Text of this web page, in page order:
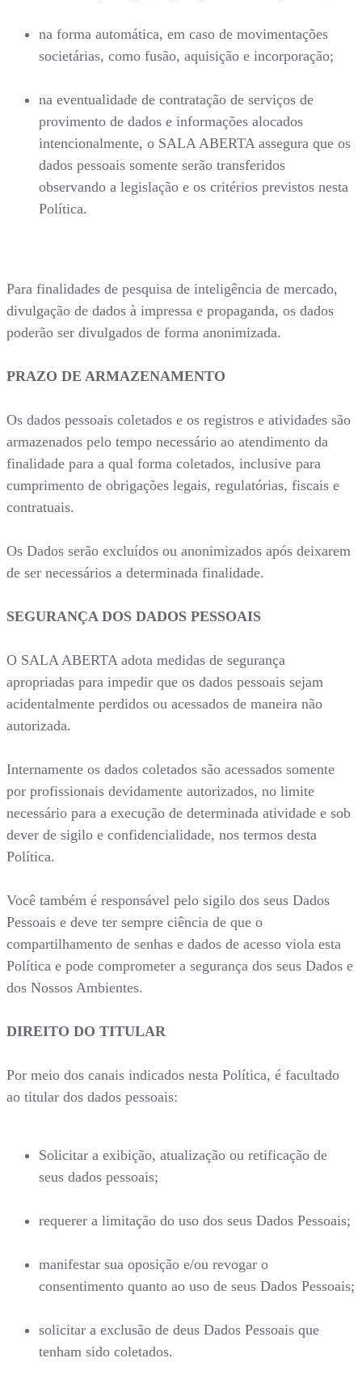
na forma automática, em caso de movimentações
societárias, como fusão, aquisição e incorporação;
na eventualidade de contratação de serviços de
provimento de dados e informações alocados
intencionalmente, o SALA ABERTA assegura que os
dados pessoais somente serão transferidos
observando a legislação e os critérios previstos nesta
Política.
Para finalidades de pesquisa de inteligência de mercado,
divulgação de dados à impressa e propaganda, os dados
poderão ser divulgados de forma anonimizada.
PRAZO DE ARMAZENAMENTO
Os dados pessoais coletados e os registros e atividades são
armazenados pelo tempo necessário ao atendimento da
finalidade para a qual forma coletados, inclusive para
cumprimento de obrigações legais, regulatórias, fiscais e
contratuais.
Os Dados serão excluídos ou anonimizados após deixarem
de ser necessários a determinada finalidade.
SEGURANÇA DOS DADOS PESSOAIS
O SALA ABERTA adota medidas de segurança
apropriadas para impedir que os dados pessoais sejam
acidentalmente perdidos ou acessados de maneira não
autorizada.
Internamente os dados coletados são acessados somente
por profissionais devidamente autorizados, no limite
necessário para a execução de determinada atividade e sob
dever de sigilo e confidencialidade, nos termos desta
Política.
Você também é responsável pelo sigilo dos seus Dados
Pessoais e deve ter sempre ciência de que o
compartilhamento de senhas e dados de acesso viola esta
Política e pode comprometer a segurança dos seus Dados e
dos Nossos Ambientes.
DIREITO DO TITULAR
Por meio dos canais indicados nesta Política, é facultado
ao titular dos dados pessoais:
Solicitar a exibição, atualização ou retificação de
seus dados pessoais;
requerer a limitação do uso dos seus Dados Pessoais;
manifestar sua oposição e/ou revogar o
consentimento quanto ao uso de seus Dados Pessoais;
solicitar a exclusão de deus Dados Pessoais que
tenham sido coletados.